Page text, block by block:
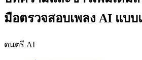
มือตรวจสอบเพลง AI แบ
ดนตรี AI